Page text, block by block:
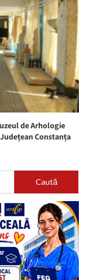
de Arhologie
Constanța